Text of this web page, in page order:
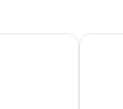
ชิหลิน เ